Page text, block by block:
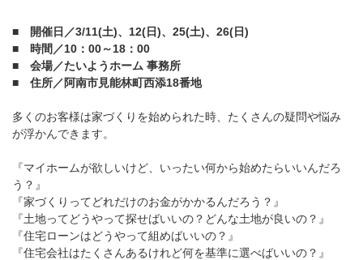
■ 開催日／3/11(土)、12(日)、25(土)、26(日)
■ 時間／10：00～18：00
■ 会場／たいようホーム 事務所
■ 住所／阿南市見能林町西添18番地
多くのお客様は家づくりを始められた時、たくさんの疑問や悩み
が浮かんできます。
『マイホームが欲しいけど、いったい何から始めたらいいんだろ
う？』
『家づくりってどれだけのお金がかかるんだろう？』
『土地ってどうやって探せばいいの？どんな土地が良いの？』
『住宅ローンはどうやって組めばいいの？』
『住宅会社はたくさんあるけれど何を基準に選べばいいの？』